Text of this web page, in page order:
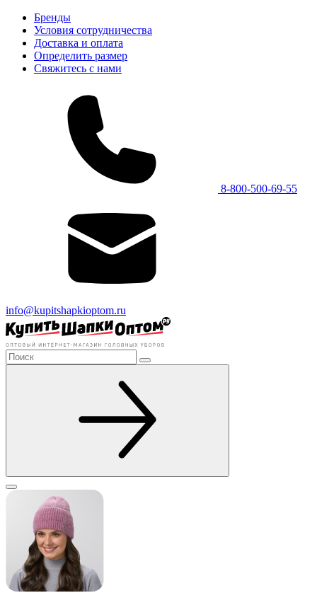
Бренды
Условия сотрудничества
Доставка и оплата
Определить размер
Свяжитесь с нами
8-800-500-69-55
info@kupitshapkioptom.ru